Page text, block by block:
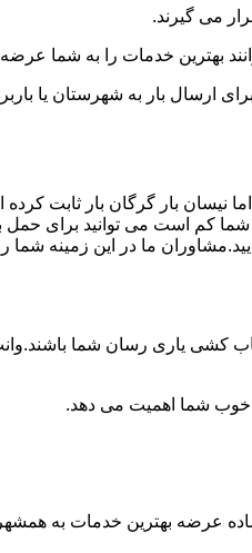
می گیرند.
بهترین خدمات را به شما عرضه
ارسال بار به شهرستان یا
نیسان بار گرگان بار ثابت
کم است می توانید برای حمل
ما در این زمینه شما
کشی یاری رسان شما باشند.وانت
خوب شما اهمیت می دهد.
عرضه بهترین خدمات به